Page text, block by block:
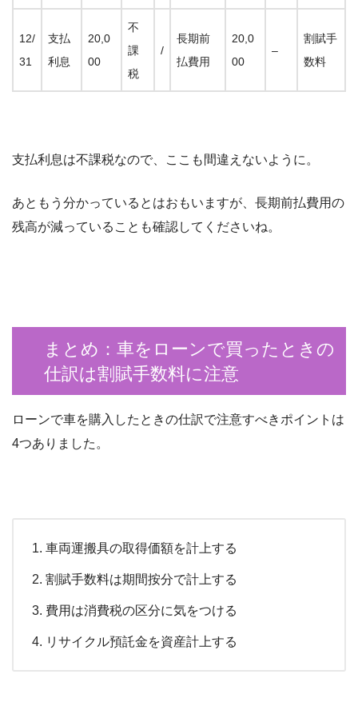
12/
31
支払
利息
20,0
00
不
課
税
/
長期前
払費用
20,0
00
–
割賦手
数料
支払利息は不課税なので、ここも間違えないように。
あともう分かっているとはおもいますが、長期前払費用の
残高が減っていることも確認してくださいね。
まとめ：車をローンで買ったときの
仕訳は割賦手数料に注意
ローンで車を購入したときの仕訳で注意すべきポイントは
4つありました。
車両運搬具の取得価額を計上する
割賦手数料は期間按分で計上する
費用は消費税の区分に気をつける
リサイクル預託金を資産計上する